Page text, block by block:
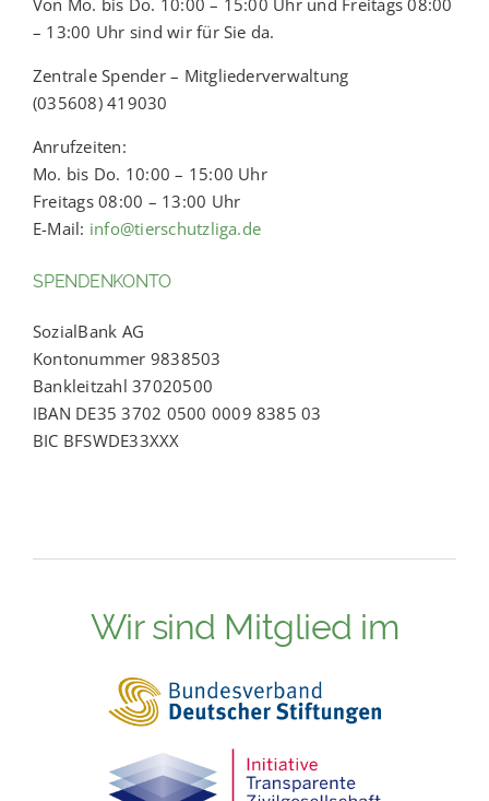
Von Mo. bis Do. 10:00 – 15:00 Uhr und Freitags 08:00
– 13:00 Uhr sind wir für Sie da.
Zentrale Spender – Mitgliederverwaltung
(035608) 419030
Anrufzeiten:
Mo. bis Do. 10:00 – 15:00 Uhr
Freitags 08:00 – 13:00 Uhr
E-Mail: info@tierschutzliga.de
SPENDENKONTO
SozialBank AG
Kontonummer 9838503
Bankleitzahl 37020500
IBAN DE35 3702 0500 0009 8385 03
BIC BFSWDE33XXX
Wir sind Mitglied im